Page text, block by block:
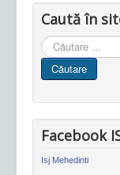
Caută în
Cauta
in
site
Căutare
Facebook
Isj Mehedinti